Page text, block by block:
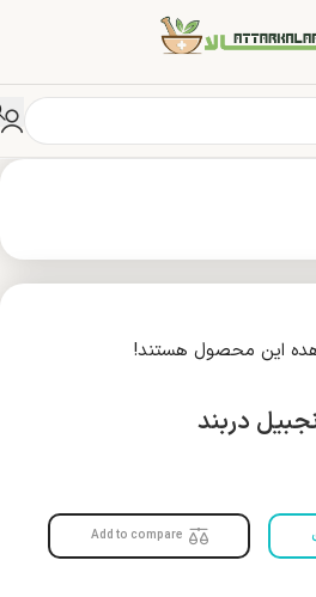
این محصول هستند!
دربند
Add to compare